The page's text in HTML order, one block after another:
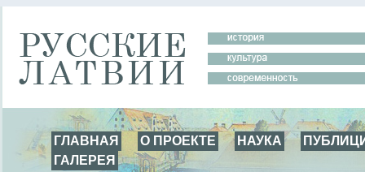
ГЛАВНАЯ О ПРОЕКТЕ НАУКА
ГАЛЕРЕЯ